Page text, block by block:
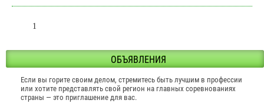
1
ОБЪЯВЛЕНИЯ
Если вы горите своим делом, стремитесь быть лучшим в профессии
или хотите представлять свой регион на главных соревнованиях
страны — это приглашение для вас.